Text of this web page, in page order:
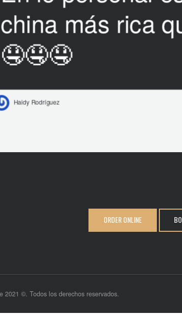
china más rica
🤤🤤🤤
Haidy Rodríguez
ORDER ONLINE
2021 ©. Todos los derechos reservados.